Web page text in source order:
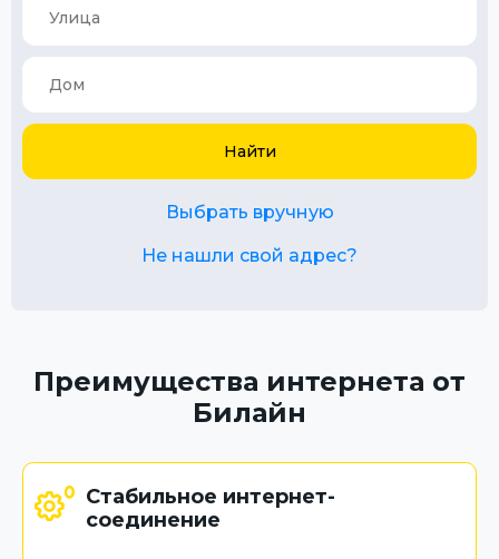
Найти
Выбрать вручную
Не нашли свой адрес?
Преимущества интернета от
Билайн
Стабильное интернет-
соединение